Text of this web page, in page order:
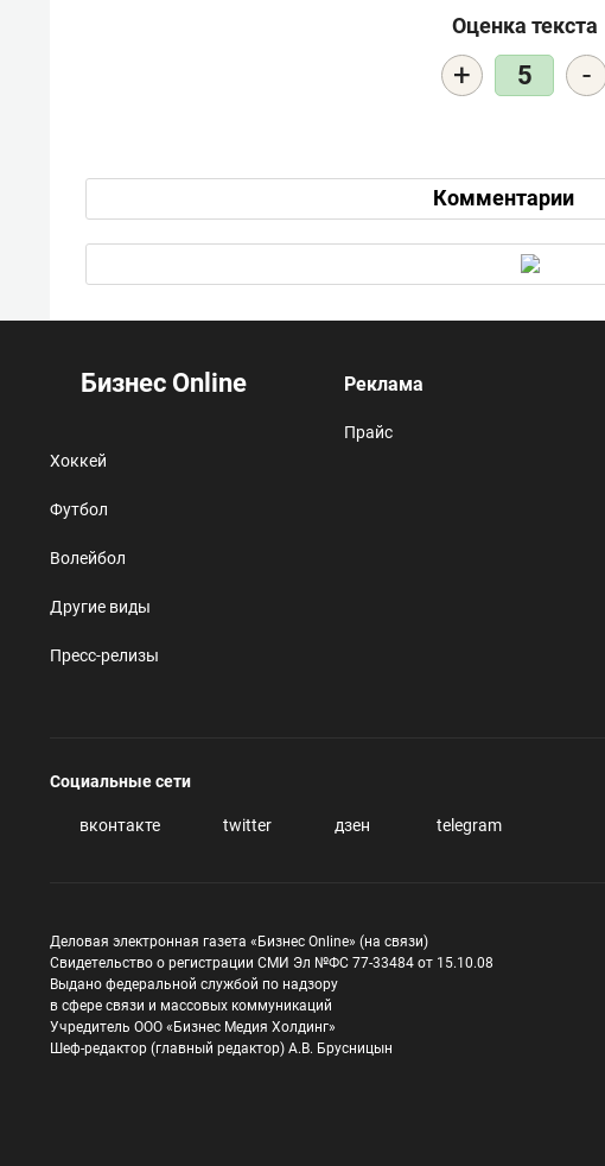
Оценка текста
+ 5 -
Комментарии
Бизнес Online
Хоккей
Футбол
Волейбол
Другие виды
Пресс-релизы
Реклама
Прайс
Социальные сети
вконтакте twitter дзен telegram
Деловая электронная газета «Бизнес Online» (на связи)
Свидетельство о регистрации СМИ Эл №ФС 77-33484 от 15.10.08
Выдано федеральной службой по надзору
в сфере связи и массовых коммуникаций
Учредитель ООО «Бизнес Медия Холдинг»
Шеф-редактор (главный редактор) А.В. Брусницын